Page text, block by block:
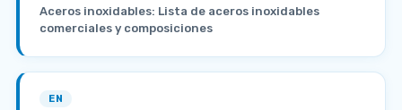
Aceros inoxidables: Lista de aceros inoxidables
comerciales y composiciones
EN